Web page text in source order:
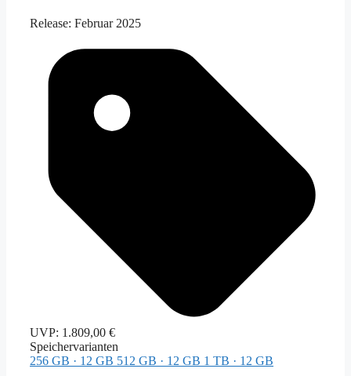
Release: Februar 2025
UVP: 1.809,00 €
Speichervarianten
256 GB · 12 GB 512 GB · 12 GB 1 TB · 12 GB